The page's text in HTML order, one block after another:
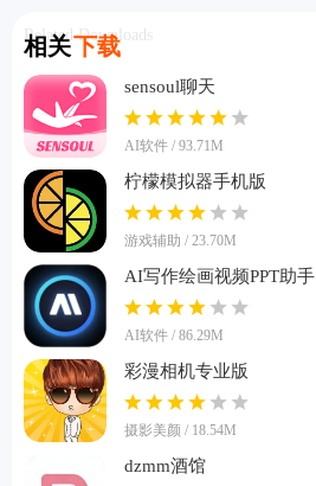
相关下载
Related Downloads
sensoul聊天
AI软件 / 93.71M
柠檬模拟器手机版
游戏辅助 / 23.70M
AI写作绘画视频PPT助手
AI软件 / 86.29M
彩漫相机专业版
摄影美颜 / 18.54M
dzmm酒馆